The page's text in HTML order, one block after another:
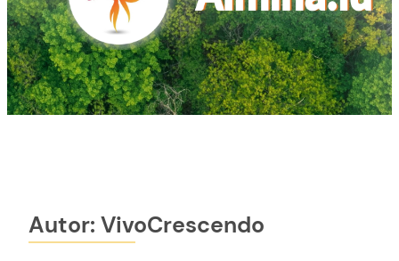
Autor: VivoCrescendo